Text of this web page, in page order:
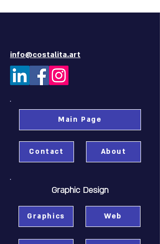
info@costalita.art
Main Page
Contact About
Graphic Design
Graphics Web